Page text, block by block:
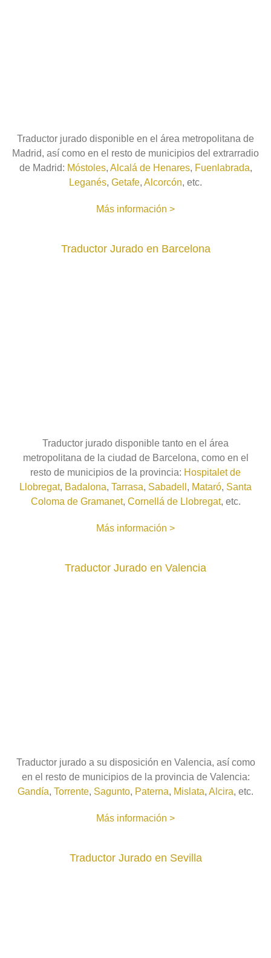
Traductor jurado disponible en el área metropolitana de
Madrid, así como en el resto de municipios del extrarradio
de Madrid: Móstoles, Alcalá de Henares, Fuenlabrada,
Leganés, Getafe, Alcorcón, etc.
Más información >
Traductor Jurado en Barcelona
Traductor jurado disponible tanto en el área
metropolitana de la ciudad de Barcelona, como en el
resto de municipios de la provincia: Hospitalet de
Llobregat, Badalona, Tarrasa, Sabadell , Mataró, Santa
Coloma de Gramanet, Cornellá de Llobregat, etc.
Más información >
Traductor Jurado en Valencia
Traductor jurado a su disposición en Valencia, así como
en el resto de municipios de la provincia de Valencia:
Gandía, Torrente, Sagunto, Paterna, Mislata, Alcira, etc.
Más información >
Traductor Jurado en Sevilla